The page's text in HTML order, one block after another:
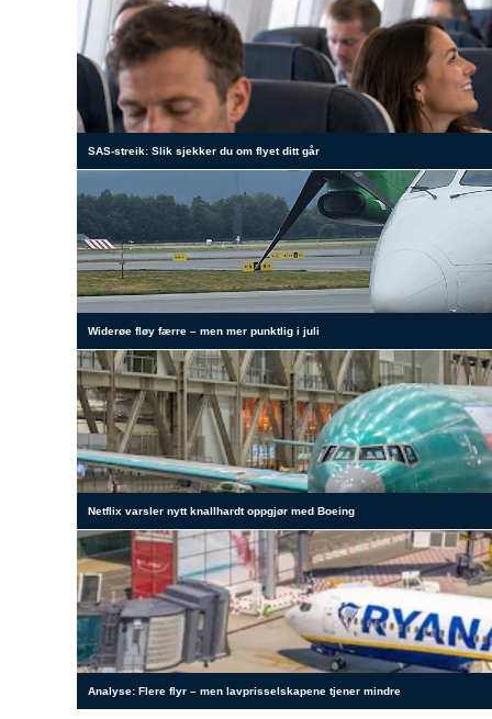
SAS-streik: Slik sjekker du om flyet ditt går
Widerøe fløy færre – men mer punktlig i juli
Netflix varsler nytt knallhardt oppgjør med Boeing
Analyse: Flere flyr – men lavprisselskapene tjener mindre